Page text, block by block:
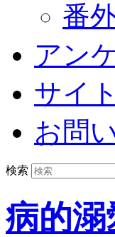
番
アン
サイ
お問
検索
病的